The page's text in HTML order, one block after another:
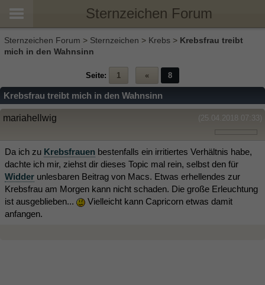
Sternzeichen Forum
Sternzeichen Forum > Sternzeichen > Krebs > Krebsfrau treibt
mich in den Wahnsinn
Seite: 1 « 8
Krebsfrau treibt mich in den Wahnsinn
(25.04.2018 07:33)
mariahellwig
Da ich zu Krebsfrauen bestenfalls ein irritiertes Verhältnis habe,
dachte ich mir, ziehst dir dieses Topic mal rein, selbst den für
Widder unlesbaren Beitrag von Macs. Etwas erhellendes zur
Krebsfrau am Morgen kann nicht schaden. Die große Erleuchtung
ist ausgeblieben...
Vielleicht kann Capricorn etwas damit
anfangen.